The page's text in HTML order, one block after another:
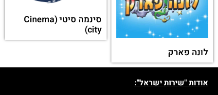
לונה פארק
סינמה סיטי (Cinema
city)
אודות "שירות ישראל":